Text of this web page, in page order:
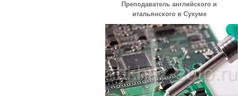
Преподаватель английского и
итальянского в Сухуме